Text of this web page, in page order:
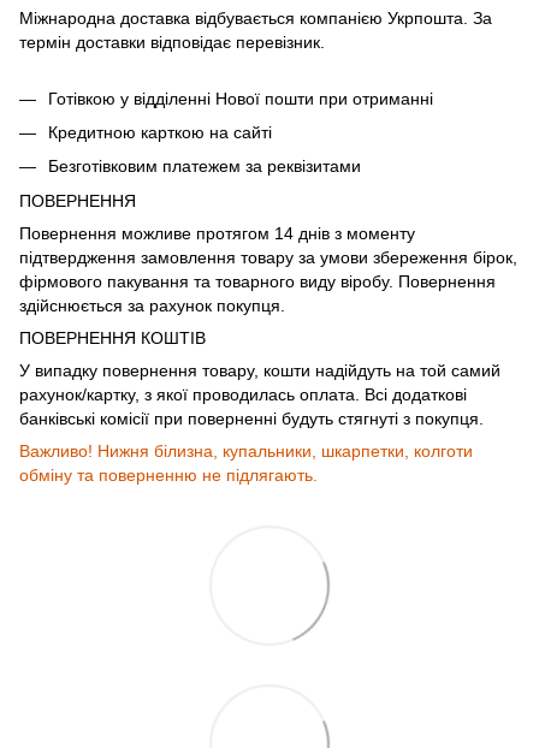
Міжнародна доставка відбувається компанією Укрпошта. За
термін доставки відповідає перевізник.
Готівкою у відділенні Нової пошти при отриманні
Кредитною карткою на сайті
Безготівковим платежем за реквізитами
ПОВЕРНЕННЯ
Повернення можливе протягом 14 днів з моменту
підтвердження замовлення товару за умови збереження бірок,
фірмового пакування та товарного виду віробу. Повернення
здійснюється за рахунок покупця.
ПОВЕРНЕННЯ КОШТІВ
У випадку повернення товару, кошти надійдуть на той самий
рахунок/картку, з якої проводилась оплата. Всі додаткові
банківські комісії при поверненні будуть стягнуті з покупця.
Важливо! Нижня білизна, купальники, шкарпетки, колготи
обміну та поверненню не підлягають.